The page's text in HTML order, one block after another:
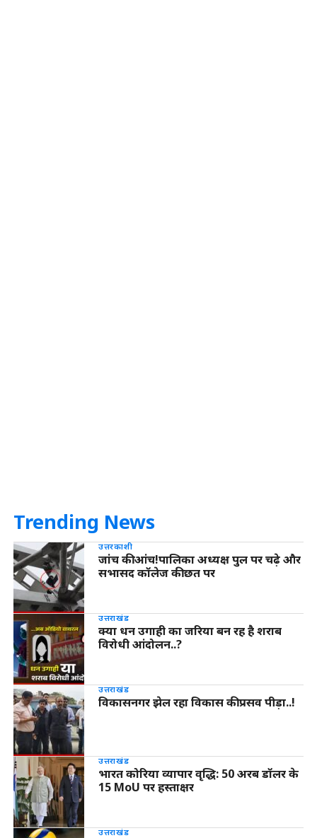
Trending News
उत्तरकाशी
जांच की आंच!पालिका अध्यक्ष पुल पर चढ़े और
सभासद कॉलेज की छत पर
उत्तराखंड
क्या धन उगाही का जरिया बन रह है शराब
विरोधी आंदोलन..?
उत्तराखंड
विकासनगर झेल रहा विकास की प्रसव पीड़ा..!
उत्तराखंड
भारत कोरिया व्यापार वृद्धि: 50 अरब डॉलर के
15 MoU पर हस्ताक्षर
उत्तराखंड